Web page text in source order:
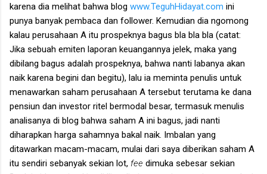
karena dia melihat bahwa blog www.TeguhHidayat.com ini
punya banyak pembaca dan follower. Kemudian dia ngomong
kalau perusahaan A itu prospeknya bagus bla bla bla (catat:
Jika sebuah emiten laporan keuangannya jelek, maka yang
dibilang bagus adalah prospeknya, bahwa nanti labanya akan
naik karena begini dan begitu), lalu ia meminta penulis untuk
menawarkan saham perusahaan A tersebut terutama ke dana
pensiun dan investor ritel bermodal besar, termasuk menulis
analisanya di blog bahwa saham A ini bagus, jadi nanti
diharapkan harga sahamnya bakal naik. Imbalan yang
ditawarkan macam-macam, mulai dari saya diberikan saham A
itu sendiri sebanyak sekian lot, fee dimuka sebesar sekian